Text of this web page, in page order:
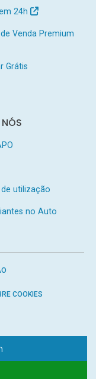
24h
Venda Premium
Grátis
NÓS
utilização
no Auto
COOKIES